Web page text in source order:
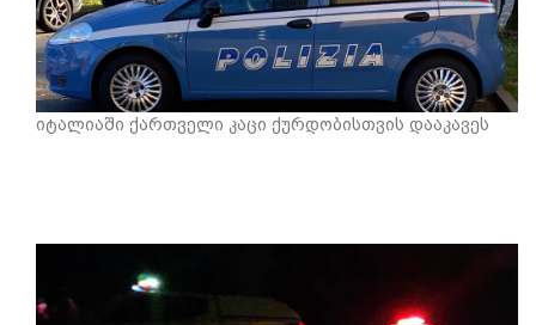
იტალიაში ქართველი კაცი ქურდობისთვის დააკავეს